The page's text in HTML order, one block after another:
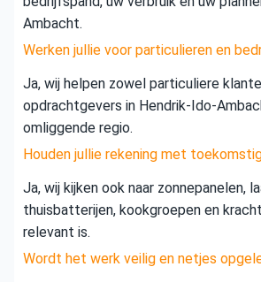
Ambacht.
Werken jullie voor particulieren en
Ja, wij helpen zowel particuliere
opdrachtgevers in Hendrik-Ido-
omliggende regio.
Houden jullie rekening met
Ja, wij kijken ook naar zonnepanelen,
thuisbatterijen, kookgroepen en
relevant is.
Wordt het werk veilig en netjes